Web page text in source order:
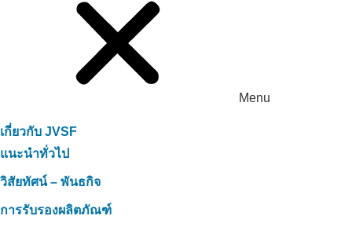
Menu
เกี่ยวกับ JVSF
แนะนำทั่วไป
วิสัยทัศน์ – พันธกิจ
การรับรองผลิตภัณฑ์